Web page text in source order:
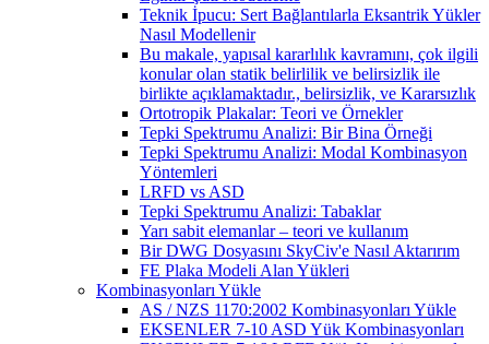
Teknik İpucu: Sert Bağlantılarla Eksantrik Yükler
Nasıl Modellenir
Bu makale, yapısal kararlılık kavramını, çok ilgili
konular olan statik belirlilik ve belirsizlik ile
birlikte açıklamaktadır., belirsizlik, ve Kararsızlık
Ortotropik Plakalar: Teori ve Örnekler
Tepki Spektrumu Analizi: Bir Bina Örneği
Tepki Spektrumu Analizi: Modal Kombinasyon
Yöntemleri
LRFD vs ASD
Tepki Spektrumu Analizi: Tabaklar
Yarı sabit elemanlar – teori ve kullanım
Bir DWG Dosyasını SkyCiv'e Nasıl Aktarırım
FE Plaka Modeli Alan Yükleri
Kombinasyonları Yükle
AS / NZS 1170:2002 Kombinasyonları Yükle
EKSENLER 7-10 ASD Yük Kombinasyonları